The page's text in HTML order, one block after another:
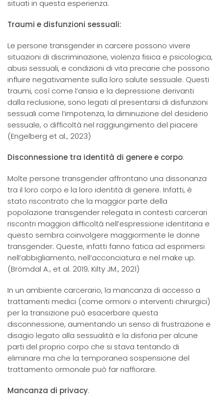
situati in questa esperienza.
Traumi e disfunzioni sessuali:
Le persone transgender in carcere possono vivere
situazioni di discriminazione, violenza fisica e psicologica,
abusi sessuali, e condizioni di vita precarie che possono
influire negativamente sulla loro salute sessuale. Questi
traumi, così come l’ansia e la depressione derivanti
dalla reclusione, sono legati al presentarsi di disfunzioni
sessuali come l’impotenza, la diminuzione del desiderio
sessuale, o difficoltà nel raggiungimento del piacere
(Engelberg et al., 2023)
Disconnessione tra identità di genere e corpo:
Molte persone transgender affrontano una dissonanza
tra il loro corpo e la loro identità di genere. Infatti, è
stato riscontrato che la maggior parte della
popolazione transgender relegata in contesti carcerari
riscontri maggiori difficoltà nell’espressione identitaria e
questo sembra coinvolgere maggiormente le donne
transgender. Queste, infatti fanno fatica ad esprimersi
nell’abbigliamento, nell’acconciatura e nel make up.
(Brömdal A., et al. 2019; Kilty JM., 2021)
In un ambiente carcerario, la mancanza di accesso a
trattamenti medici (come ormoni o interventi chirurgici)
per la transizione può esacerbare questa
disconnessione, aumentando un senso di frustrazione e
disagio legato alla sessualità e la disforia per alcune
parti del proprio corpo che si stava tentando di
eliminare ma che la temporanea sospensione del
trattamento ormonale può far riaffiorare.
Mancanza di privacy: